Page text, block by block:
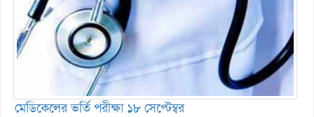
মেডিকেলের ভর্তি পরীক্ষা ১৮ সেপ্টেম্বর